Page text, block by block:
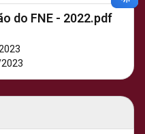
do FNE - 2022.pdf